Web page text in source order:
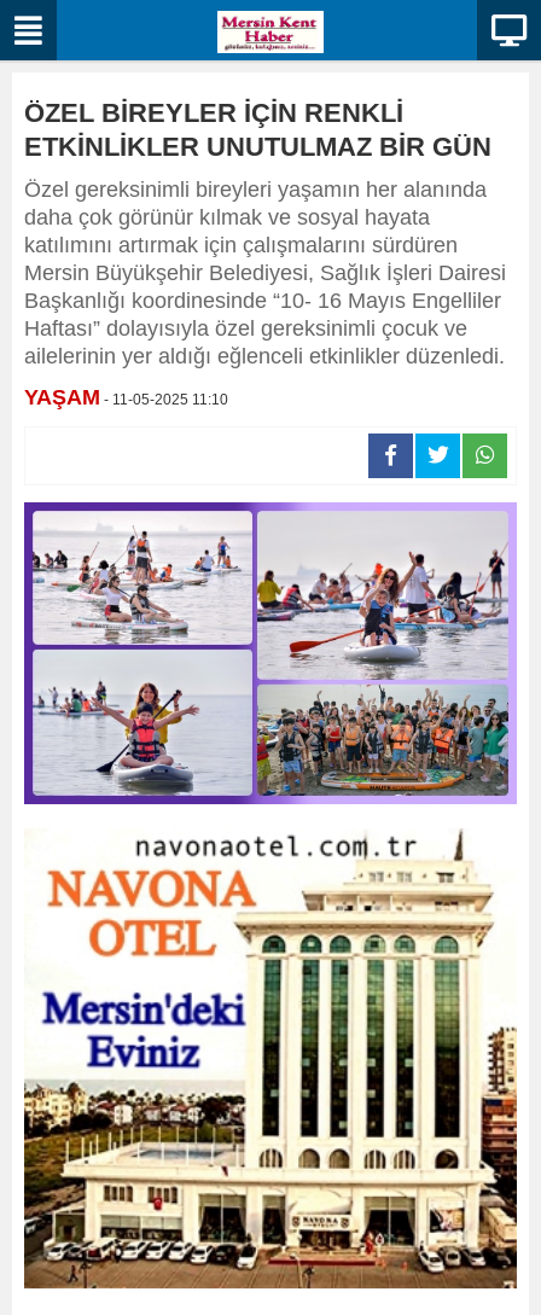
ÖZEL BİREYLER İÇİN RENKLİ
ETKİNLİKLER UNUTULMAZ BİR GÜN
Özel gereksinimli bireyleri yaşamın her alanında
daha çok görünür kılmak ve sosyal hayata
katılımını artırmak için çalışmalarını sürdüren
Mersin Büyükşehir Belediyesi, Sağlık İşleri Dairesi
Başkanlığı koordinesinde “10- 16 Mayıs Engelliler
Haftası” dolayısıyla özel gereksinimli çocuk ve
ailelerinin yer aldığı eğlenceli etkinlikler düzenledi.
YAŞAM - 11-05-2025 11:10